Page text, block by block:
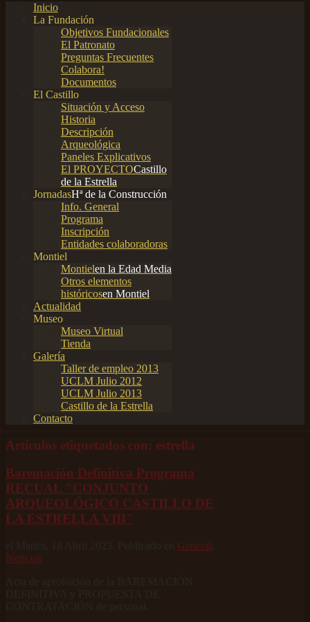
Inicio
La Fundación
Objetivos Fundacionales
El Patronato
Preguntas Frecuentes
Colabora!
Documentos
El Castillo
Situación y Acceso
Historia
Descripción
Arqueológica
Paneles Explicativos
El PROYECTOCastillo
de la Estrella
JornadasHª de la Construcción
Info. General
Programa
Inscripción
Entidades colaboradoras
Montiel
Montielen la Edad Media
Otros elementos
históricosen Montiel
Actualidad
Museo
Museo Virtual
Tienda
Galería
Taller de empleo 2013
UCLM Julio 2012
UCLM Julio 2013
Castillo de la Estrella
Contacto
Artículos etiquetados con: estrella
Baremación Definitiva Programa
RECUAL "CONJUNTO
ARQUEOLÓGICO CASTILLO DE
LA ESTRELLA VIII"
General
Noticias